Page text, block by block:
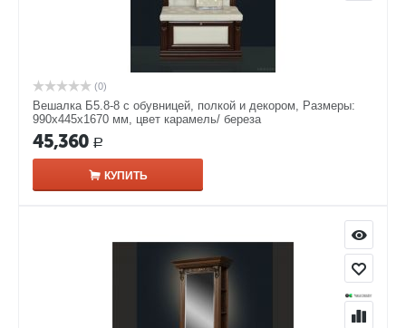
(0)
Вешалка Б5.8-8 с обувницей, полкой и декором, Размеры:
990х445х1670 мм, цвет карамель/ береза
45,360 Р
КУПИТЬ